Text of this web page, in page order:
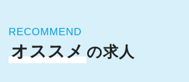
・資産税など専門性を高めたい方
・将来的にマネジメントに関わり
個人事務所ならではの自由な雰囲
なく業務に向かっています。
RECOMMEND
オススメ の求人